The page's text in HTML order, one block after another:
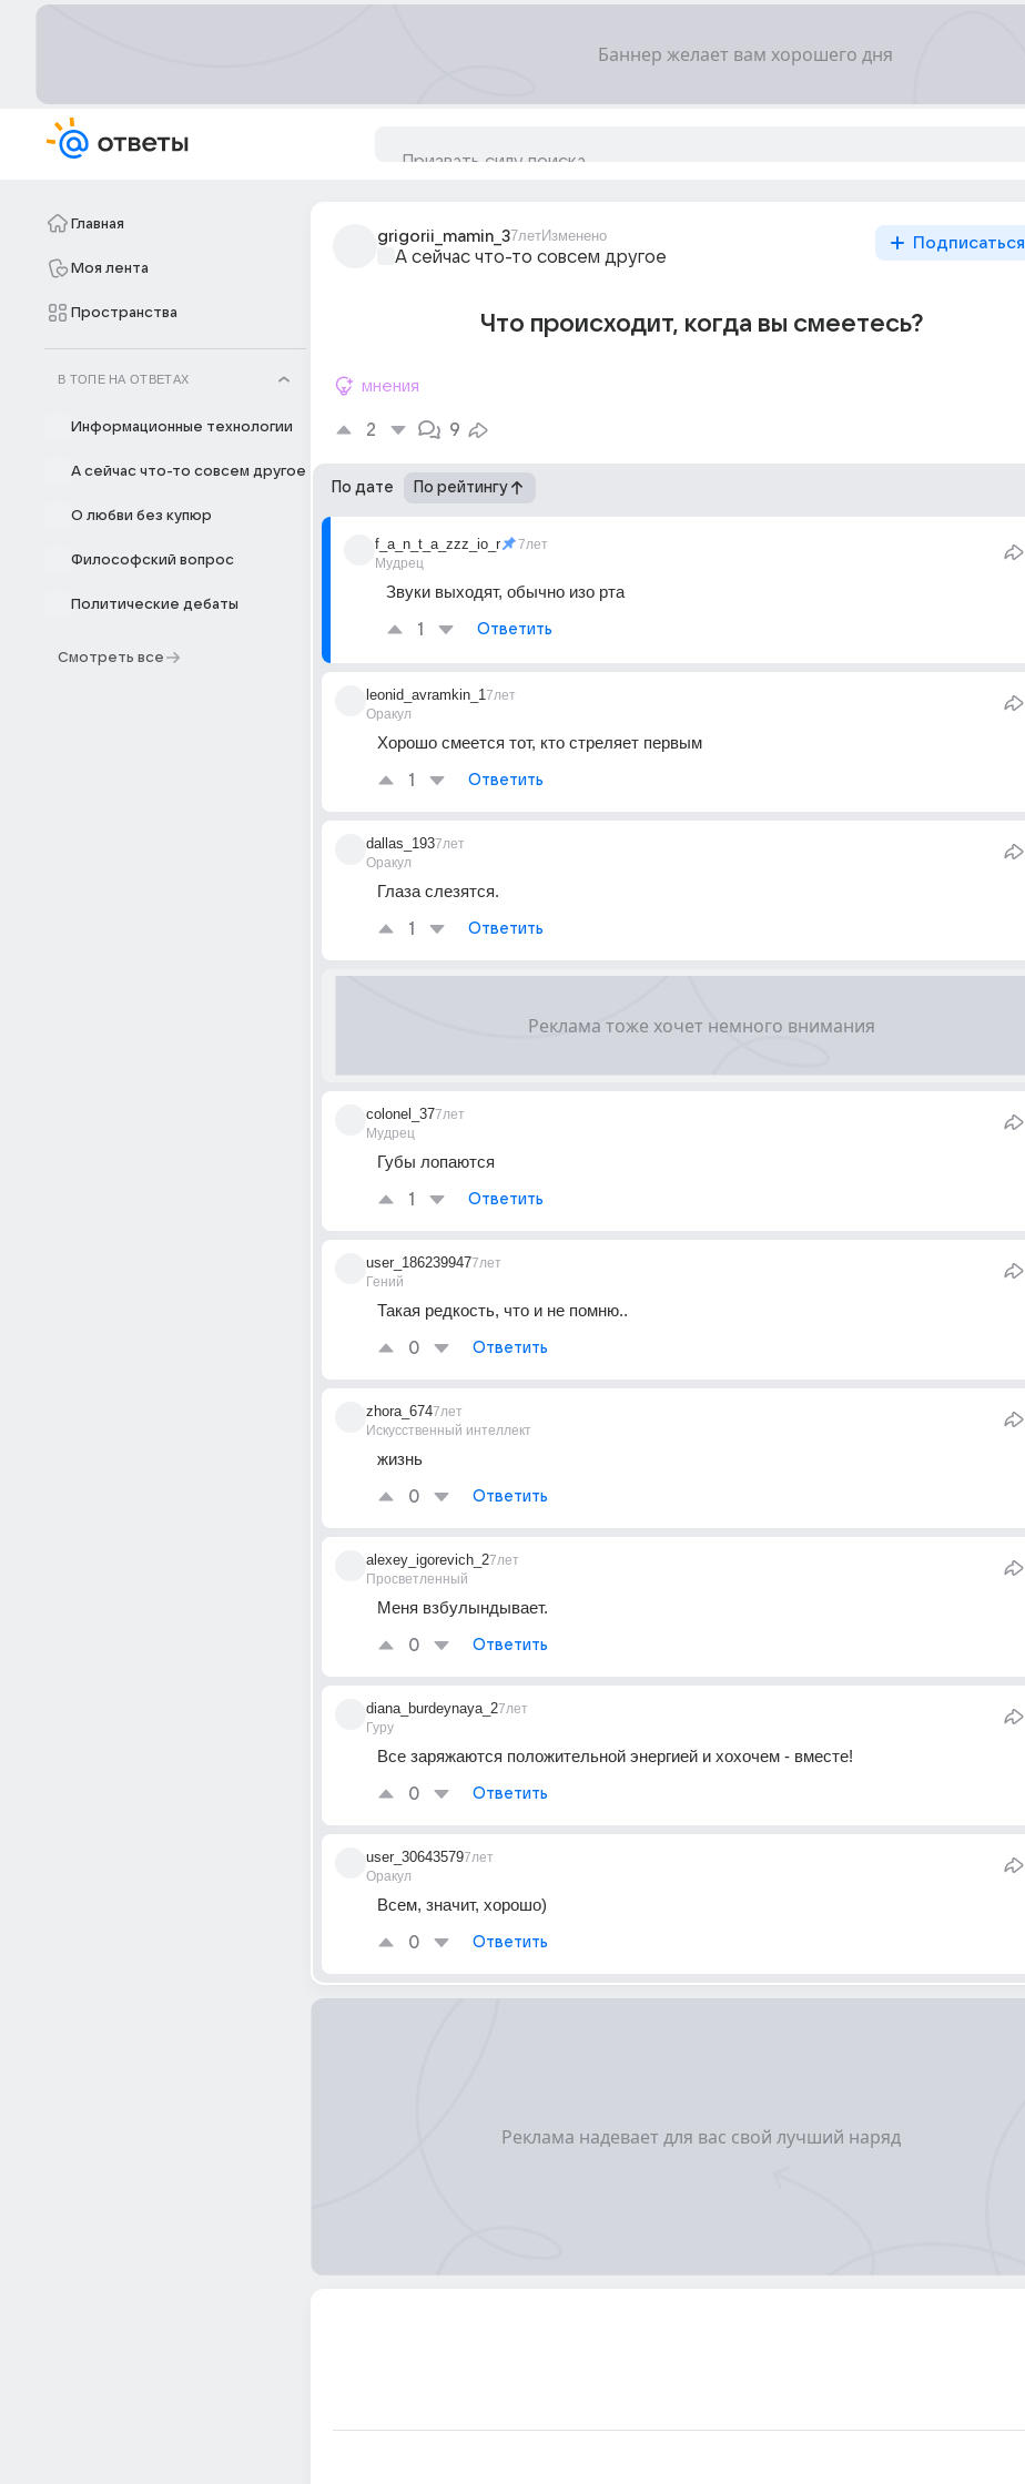
Главная
Моя лента
Пространства
В ТОПЕ НА ОТВЕТАХ
Информационные технологии
А сейчас что-то совсем другое
О любви без купюр
Философский вопрос
Политические дебаты
Смотреть все
grigorii_mamin_37летИзменено
А сейчас что-то совсем другое
Подписаться
Что происходит, когда вы смеетесь?
мнения
2 9
По дате По рейтингу
f_a_n_t_a_zzz_io_r
Мудрец
7лет
Звуки выходят, обычно изо рта
1 Ответить
leonid_avramkin_1
Оракул
7лет
Хорошо смеется тот, кто стреляет первым
1 Ответить
dallas_193
Оракул
7лет
Глаза слезятся.
1 Ответить
colonel_37
Мудрец
7лет
Губы лопаются
1 Ответить
user_186239947
Гений
7лет
Такая редкость, что и не помню..
0 Ответить
zhora_674
Искусственный интеллект
7лет
жизнь
0 Ответить
alexey_igorevich_2
Просветленный
7лет
Меня взбулындывает.
0 Ответить
diana_burdeynaya_2
Гуру
7лет
Все заряжаются положительной энергией и хохочем - вместе!
0 Ответить
user_30643579
Оракул
7лет
Всем, значит, хорошо)
0 Ответить